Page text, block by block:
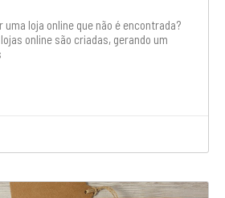
uma loja online que não é encontrada?
online são criadas, gerando um